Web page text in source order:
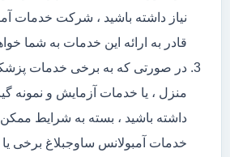
نیاز داشته باشید ، شرکت خدمات
قادر به ارائه این خدمات به شما
در صورتی که به برخی خدمات
منزل ، یا خدمات آزمایش و نمونه
داشته باشید ، بسته به شرایط
خدمات آمبولانس ساوجبلاغ برخی یا